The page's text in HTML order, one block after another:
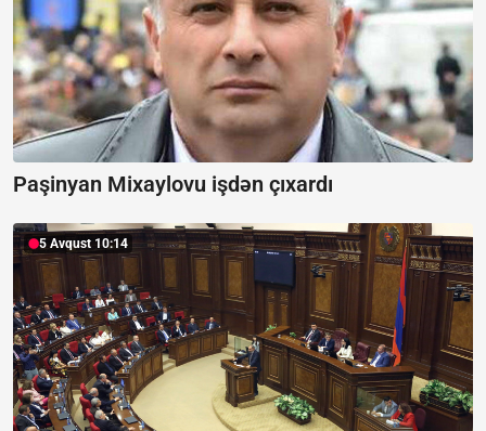
Paşinyan Mixaylovu işdən çıxardı
5 Avqust 10:14